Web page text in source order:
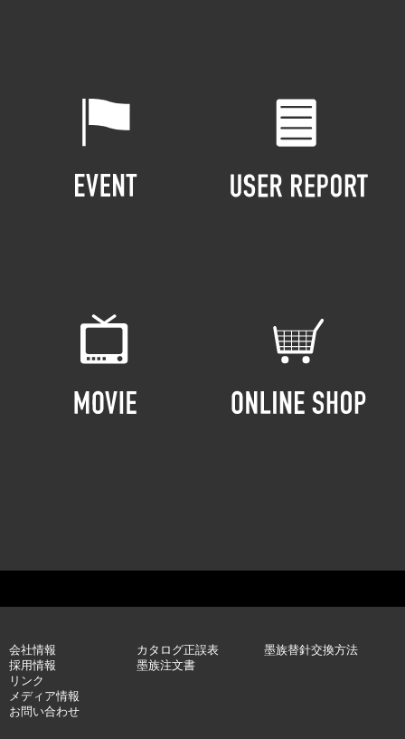
会社情報
採用情報
リンク
メディア情報
お問い合わせ
カタログ正誤表
墨族注文書
墨族替針交換方法